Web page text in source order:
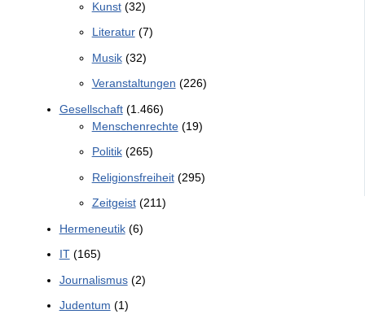
Kunst(32)
Literatur(7)
Musik(32)
Veranstaltungen (226)
Gesellschaft(1.466)
Menschenrechte(19)
Politik(265)
Religionsfreiheit(295)
Zeitgeist(211)
Hermeneutik(6)
IT(165)
Journalismus(2)
Judentum (1)